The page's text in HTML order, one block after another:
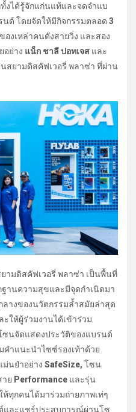
งได้รู้จักแก่นแท้และจดจำแบ
ด์ โดยจัดให้มีกิจกรรมตลอด 3
องเหล่าคนดังสายวิ่ง และสอง
อย่าง แน็ก ชาลี ปอทเจส และ
สยามดิสคัฟเวอรี่ พลาซ่า ที่ผ่าน
ามดิสคัฟเวอรี่ พลาซ่า เป็นพื้นที่
านความสุขและมีจุดกำเนิดมา
างของนวัตกรรมล้ำสมัยล่าสุด
ให้ผู้ร่วมงานได้เข้าร่วม
ซนจัดแสดงประวัติของแบรนด์
คำแนะนำไซซ์รองเท้าด้วย
ม่นยำอย่าง SafeSize, โซน
าย Performance และรุ่น
ห้ทุกคนได้มาร่วมถ่ายภาพเท่ๆ
และแชร์ประสบการณ์ผ่านโซ